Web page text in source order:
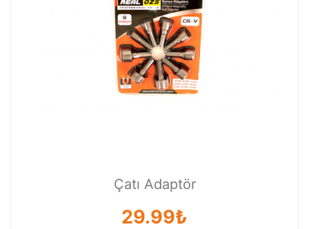
Çatı Adaptör
29.99₺